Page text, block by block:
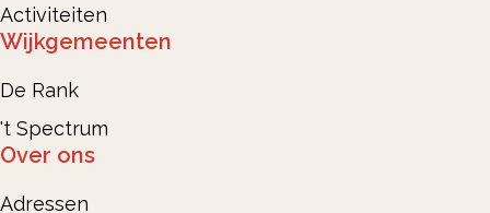
Activiteiten
Wijkgemeenten
De Rank
't Spectrum
Over ons
Adressen